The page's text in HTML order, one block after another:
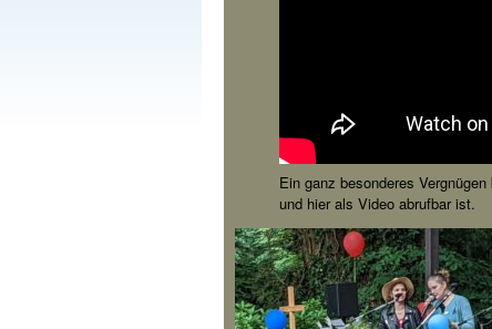
Ein ganz besonderes
und hier als Video abrufbar ist.